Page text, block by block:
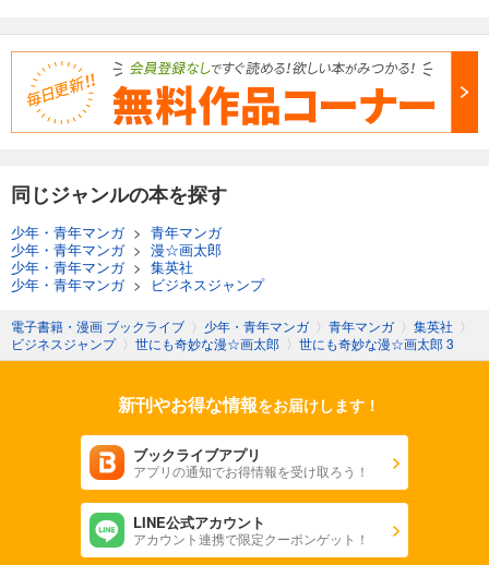
同じジャンルの本を探す
少年・青年マンガ> 青年マンガ
少年・青年マンガ> 漫☆画太郎
少年・青年マンガ> 集英社
少年・青年マンガ> ビジネスジャンプ
電子書籍・漫画 ブックライブ 〉 少年・青年マンガ 〉 青年マンガ 〉 集英社 〉
ビジネスジャンプ 〉 世にも奇妙な漫☆画太郎 〉 世にも奇妙な漫☆画太郎 3
新刊やお得な情報をお届けします！
ブックライブアプリ
アプリの通知でお得情報を受け取ろう！
LINE公式アカウント
アカウント連携で限定クーポンゲット！